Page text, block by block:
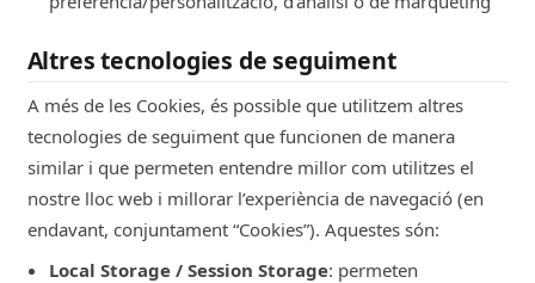
Altres tecnologies de seguiment
A més de les Cookies, és possible que utilitzem altres
tecnologies de seguiment que funcionen de manera
similar i que permeten entendre millor com utilitzes el
nostre lloc web i millorar l’experiència de navegació (en
endavant, conjuntament “Cookies”). Aquestes són:
Local Storage / Session Storage: permeten